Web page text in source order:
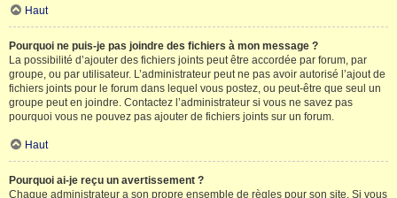
Haut
Pourquoi ne puis-je pas joindre des fichiers à mon message ?
La possibilité d’ajouter des fichiers joints peut être accordée par forum, par
groupe, ou par utilisateur. L’administrateur peut ne pas avoir autorisé l’ajout de
fichiers joints pour le forum dans lequel vous postez, ou peut-être que seul un
groupe peut en joindre. Contactez l’administrateur si vous ne savez pas
pourquoi vous ne pouvez pas ajouter de fichiers joints sur un forum.
Haut
Pourquoi ai-je reçu un avertissement ?
Chaque administrateur a son propre ensemble de règles pour son site. Si vous